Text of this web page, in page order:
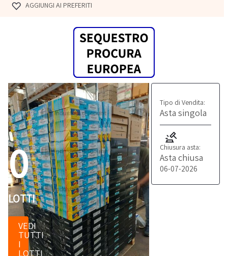
AGGIUNGI AI PREFERITI
0
LOTTI
VEDI
TUTTI
I
LOTTI
Tipo di Vendita:
Asta singola
Chiusura asta:
Asta chiusa
06-07-2026